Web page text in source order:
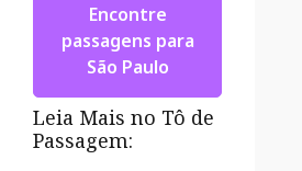
Encontre
passagens para
São Paulo
Leia Mais no Tô de
Passagem: